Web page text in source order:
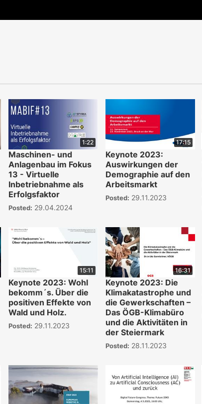
1:22
Maschinen- und
Anlagenbau im Fokus
13 - Virtuelle
Inbetriebnahme als
Erfolgsfaktor
Posted: 29.04.2024
17:15
Keynote 2023:
Auswirkungen der
Demographie auf den
Arbeitsmarkt
Posted: 29.11.2023
15:11
Keynote 2023: Wohl
bekomm´s. Über die
positiven Effekte von
Wald und Holz.
Posted: 29.11.2023
16:31
Keynote 2023: Die
Klimakatastrophe und
die Gewerkschaften –
Das ÖGB-Klimabüro
und die Aktivitäten in
der Steiermark
Posted: 28.11.2023